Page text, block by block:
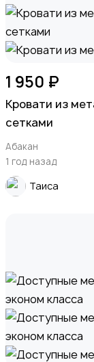
1 950 ₽
Кровати из
сетками
Абакан
1 год назад
Таиса